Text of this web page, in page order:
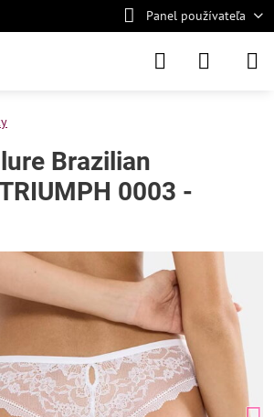
Panel používateľa
Brazilian
0003 -